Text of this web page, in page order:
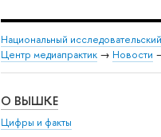
Национальный
Центр медиапрактик → Новости
О ВЫШКЕ
Цифры и факты